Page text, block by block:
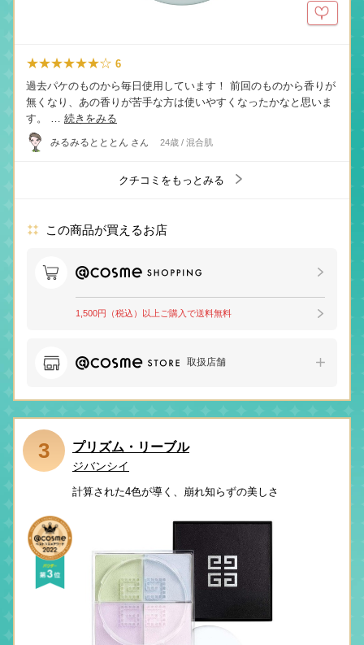
★★★★★★☆ 6
過去パケのものから毎日使用しています！ 前回のものから香りが
無くなり、あの香りが苦手な方は使いやすくなったかなと思いま
す。 … 続きをみる
みるみるとととん さん 24歳 / 混合肌
クチコミをもっとみる
この商品が買えるお店
1,500円（税込）以上ご購入で送料無料
取扱店舗
3 プリズム・リーブル
ジバンシイ
計算された4色が導く、崩れ知らずの美しさ